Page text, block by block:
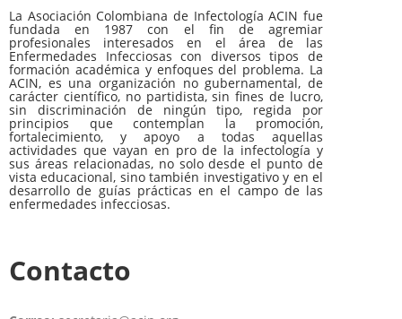
La Asociación Colombiana de Infectología ACIN fue
fundada en 1987 con el fin de agremiar
profesionales interesados en el área de las
Enfermedades Infecciosas con diversos tipos de
formación académica y enfoques del problema. La
ACIN, es una organización no gubernamental, de
carácter científico, no partidista, sin fines de lucro,
sin discriminación de ningún tipo, regida por
principios que contemplan la promoción,
fortalecimiento, y apoyo a todas aquellas
actividades que vayan en pro de la infectología y
sus áreas relacionadas, no solo desde el punto de
vista educacional, sino también investigativo y en el
desarrollo de guías prácticas en el campo de las
enfermedades infecciosas.
Contacto